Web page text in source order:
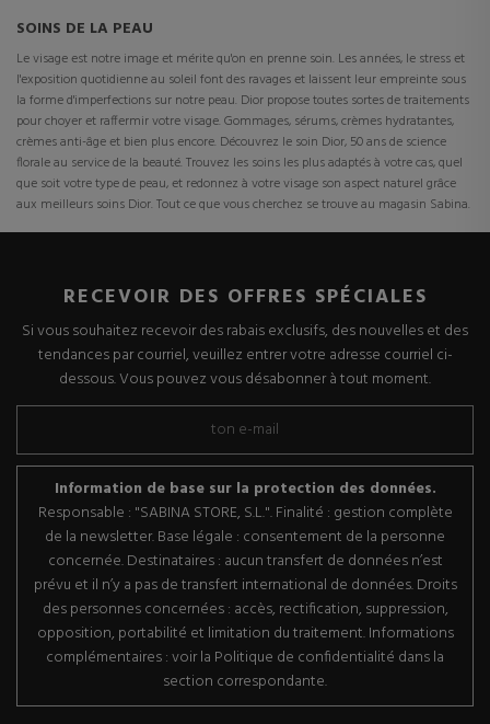
SOINS DE LA PEAU
Le visage est notre image et mérite qu'on en prenne soin. Les années, le stress et
l'exposition quotidienne au soleil font des ravages et laissent leur empreinte sous
la forme d'imperfections sur notre peau. Dior propose toutes sortes de traitements
pour choyer et raffermir votre visage. Gommages, sérums, crèmes hydratantes,
crèmes anti-âge et bien plus encore. Découvrez le soin Dior, 50 ans de science
florale au service de la beauté. Trouvez les soins les plus adaptés à votre cas, quel
que soit votre type de peau, et redonnez à votre visage son aspect naturel grâce
aux meilleurs soins Dior. Tout ce que vous cherchez se trouve au magasin Sabina.
RECEVOIR DES OFFRES SPÉCIALES
Si vous souhaitez recevoir des rabais exclusifs, des nouvelles et des
tendances par courriel, veuillez entrer votre adresse courriel ci-
dessous. Vous pouvez vous désabonner à tout moment.
Information de base sur la protection des données.
Responsable : "SABINA STORE, S.L.". Finalité : gestion complète
de la newsletter. Base légale : consentement de la personne
concernée. Destinataires : aucun transfert de données n’est
prévu et il n’y a pas de transfert international de données. Droits
des personnes concernées : accès, rectification, suppression,
opposition, portabilité et limitation du traitement. Informations
complémentaires : voir la Politique de confidentialité dans la
section correspondante.